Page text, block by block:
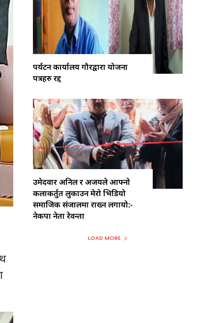
पर्यटन कार्यालय गौरद्वारा योजना
पत्रहरु रद्द
उमेदवार अनिल र अजयले आफ्नो
कलाकर्तुत लुकाउन मेरो भिडियो
समाजिक संजालमा राख्न लगायो:-
नेकपा नेता रेवन्ता
LOAD MORE